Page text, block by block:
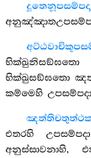
දූතෙනූපසම්පදා
භික්ඛුසඞ්ඝතො
කම්මෙහි
එතරහි
අනුස්සාවනාහි,